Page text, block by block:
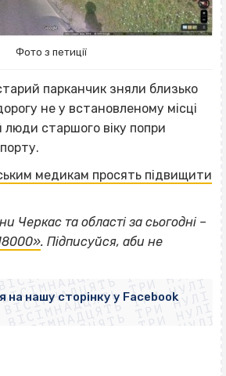
Фото з петиції
парканчик зняли близько
не у встановленому місці
люди старшого віку попри
медикам просять підвищити
Черкас та області за сьогодні –
. Підписуйся, аби не
ТРИ НУЛІ
ВІСІМНАДЦЯТЬ ТРИ НУЛІ
ВІСІМНАДЦЯТЬ ТРИ НУЛІ
ВІСІМНАДЦЯТЬ ТРИ НУЛІ
ВІСІМНАДЦЯТЬ ТРИ НУЛІ
ВІСІМНАДЦЯТЬ ТРИ НУЛІ
ВІСІМНАДЦЯТЬ ТРИ НУЛІ
ВІСІМНАДЦЯТЬ ТРИ НУЛІ
на нашу сторінку у Facebook